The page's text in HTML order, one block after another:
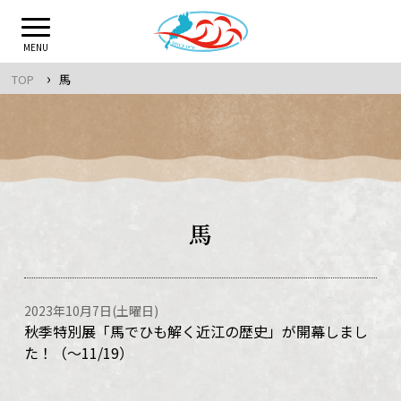
content
MENU
馬
TOP › 馬
2023年10月7日(土曜日)
秋季特別展「馬でひも解く近江の歴史」が開幕しまし
た！（～11/19）